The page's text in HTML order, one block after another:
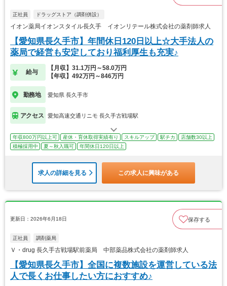
正社員 ドラッグストア（調剤併設）
イオン薬局イオンスタイル長久手 イオンリテール株式会社の薬剤師求人
【愛知県長久手市】年間休日120日以上☆大手法人の
薬局で経営も安定しており福利厚生も充実♪
給与
【月収】31.1万円～58.0万円
【年収】492万円～846万円
勤務地 愛知県 長久手市
アクセス 愛知高速交通リニモ 長久手古戦場駅
年収800万円以上可 産休・育休取得実績有り スキルアップ 駅チカ
店舗数30以上
積極採用中
夏～秋入職可 年間休日120日以上
求人の詳細を見る この求人に興味がある
更新日：2026年6月18日 保存する
正社員 調剤薬局
Ｖ・drug 長久手古戦場駅前薬局 中部薬品株式会社の薬剤師求人
【愛知県長久手市】全国に複数施設を運営している法
人で長くお仕事したい方におすすめ♪